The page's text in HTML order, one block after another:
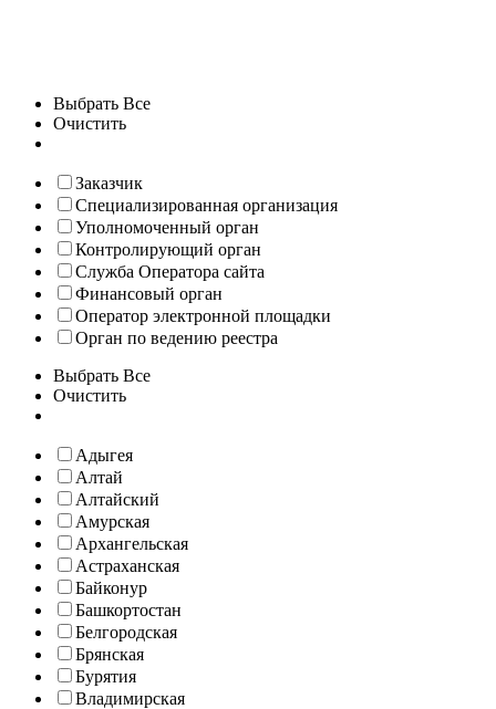
Выбрать Все
Очистить
Заказчик
Специализированная организация
Уполномоченный орган
Контролирующий орган
Служба Оператора сайта
Финансовый орган
Оператор электронной площадки
Орган по ведению реестра
Выбрать Все
Очистить
Адыгея
Алтай
Алтайский
Амурская
Архангельская
Астраханская
Байконур
Башкортостан
Белгородская
Брянская
Бурятия
Владимирская